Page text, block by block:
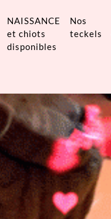
NAISSANCE
et chiots
disponibles
Nos
teckels